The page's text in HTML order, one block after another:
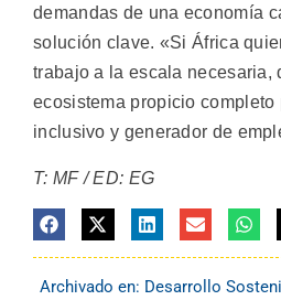
demandas de una economía
solución clave. «Si África
trabajo a la escala necesaria,
ecosistema propicio completo
inclusivo y generador de
T: MF / ED: EG
Archivado en: Desarrollo